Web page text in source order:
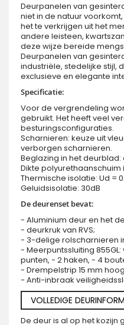
Deurpanelen van
niet in de natuur
het te verkrijgen uit het
andere leisteen,
deze wijze bereide
Deurpanelen van
industriële, stedelijke stijl,
exclusieve en elegante
Specificatie:
Voor de vergrendeling
gebruikt. Het heeft veel
besturingsconfiguraties.
Scharnieren: keuze uit
verborgen scharnieren.
Beglazing in het
Dikte polyurethaanschuim
Thermische isolatie: Ud =
Geluidsisolatie: 30dB
De deurenset bevat:
- Aluminium deur en het
- deurkruk van RVS;
- 3-delige rolscharnieren
- Meerpuntssluiting
punten, - 2 haken, - 4
- Drempelstrip 15 mm
- Anti-inbraak
VOLLEDIGE
De deur is al op het